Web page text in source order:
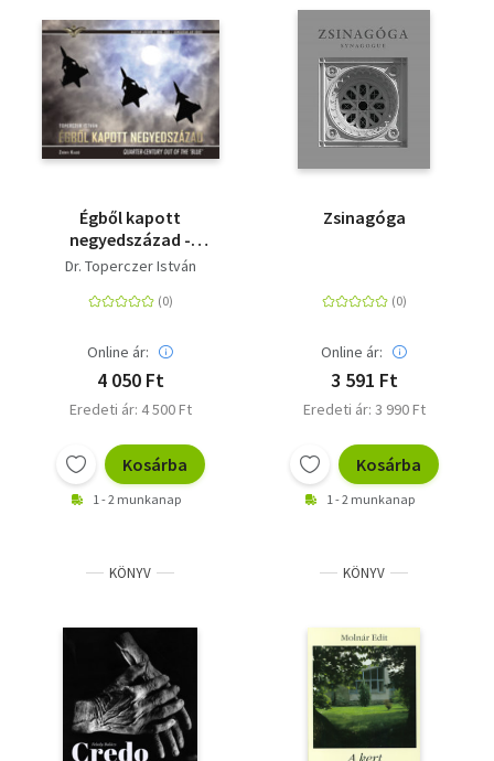
Égből kapott
negyedszázad -
Quarter-Century Out
Dr. Toperczer István
Online ár:
4 050 Ft
Eredeti ár: 4 500 Ft
Kosárba
1 - 2 munkanap
Zsinagóga
Online ár:
3 591 Ft
Eredeti ár: 3 990 Ft
Kosárba
1 - 2 munkanap
KÖNYV KÖNYV